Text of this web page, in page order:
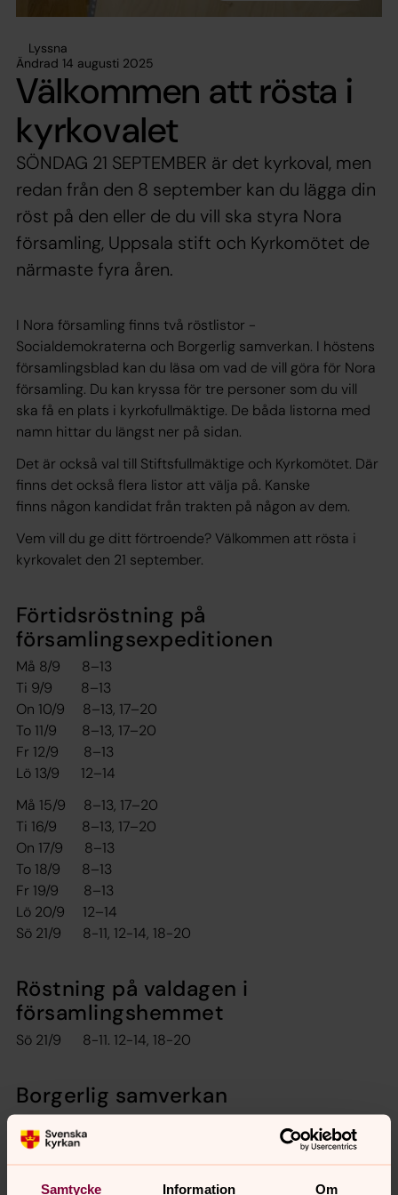
Samtycke Information Om
Lyssna
Ändrad 14 augusti 2025
Välkommen att rösta i
kyrkovalet
SÖNDAG 21 SEPTEMBER är det kyrkoval, men
redan från den 8 september kan du lägga din
röst på den eller de du vill ska styra Nora
församling, Uppsala stift och Kyrkomötet de
närmaste fyra åren.
I Nora församling finns två röstlistor -
Socialdemokraterna och Borgerlig samverkan. I höstens
församlingsblad kan du läsa om vad de vill göra för Nora
församling. Du kan kryssa för tre personer som du vill
ska få en plats i kyrkofullmäktige. De båda listorna med
namn hittar du längst ner på sidan.
Det är också val till Stiftsfullmäktige och Kyrkomötet. Där
finns det också flera listor att välja på. Kanske
finns någon kandidat från trakten på någon av dem.
Vem vill du ge ditt förtroende? Välkommen att rösta i
kyrkovalet den 21 september.
Förtidsröstning på
församlingsexpeditionen
Må 8/9 8–13
Ti 9/9 8–13
On 10/9 8–13, 17–20
To 11/9 8–13, 17–20
Fr 12/9 8–13
Lö 13/9 12–14
Må 15/9 8–13, 17–20
Ti 16/9 8–13, 17–20
On 17/9 8–13
To 18/9 8–13
Fr 19/9 8–13
Lö 20/9 12–14
Sö 21/9 8-11, 12-14, 18-20
Röstning på valdagen i
församlingshemmet
Sö 21/9 8-11. 12-14, 18-20
Borgerlig samverkan
2. Göran Storm, 68 år, Företagare
3. Per Erik Möller, 68 år, lantbrukare
4. Inger Ingstedt, 63 år, Tågvärdinna